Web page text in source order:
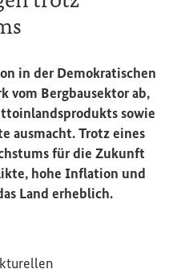
in der Demokratischen
vom Bergbausektor ab,
sowie
ausmacht. Trotz eines
für die Zukunft
hohe Inflation und
Land erheblich.